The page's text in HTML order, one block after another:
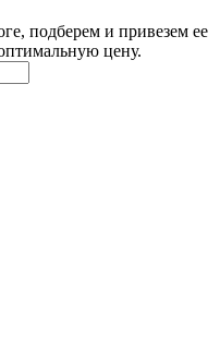
подберем и привезем ее
цену.